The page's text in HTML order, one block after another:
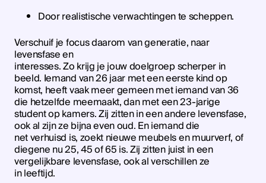
Door realistische verwachtingen te scheppen.
Verschuif je focus daarom van generatie, naar
levensfase en
interesses. Zo krijg je jouw doelgroep scherper in
beeld. Iemand van 26 jaar met een eerste kind op
komst, heeft vaak meer gemeen met iemand van 36
die hetzelfde meemaakt, dan met een 23-jarige
student op kamers. Zij zitten in een andere levensfase,
ook al zijn ze bijna even oud. En iemand die
net verhuisd is, zoekt nieuwe meubels en muurverf, of
diegene nu 25, 45 of 65 is. Zij zitten juist in een
vergelijkbare levensfase, ook al verschillen ze
in leeftijd.